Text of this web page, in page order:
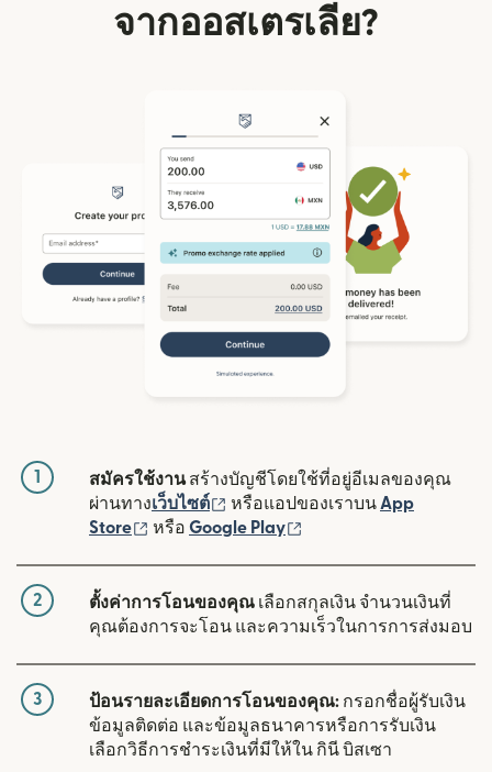
จากออสเตรเลีย?
1 สมัครใช้งานสร้างบัญชีโดยใช้ที่อยู่อีเมลของคุณ
ผ่านทางเว็บไซต์ (เปิดในหน้าต่างใหม่)
หรือแอปของเราบน App
Store
(เปิดในหน้าต่างใหม่)
หรือ Google Play
2 ตั้งค่าการโอนของคุณ เลือกสกุลเงิน จำนวนเงินที่
คุณต้องการจะโอน และความเร็วในการการส่งมอบ
3 ป้อนรายละเอียดการโอนของคุณ: กรอกชื่อผู้รับเงิน
ข้อมูลติดต่อ และข้อมูลธนาคารหรือการรับเงิน
เลือกวิธีการชำระเงินที่มีให้ใน กินี บิสเซา